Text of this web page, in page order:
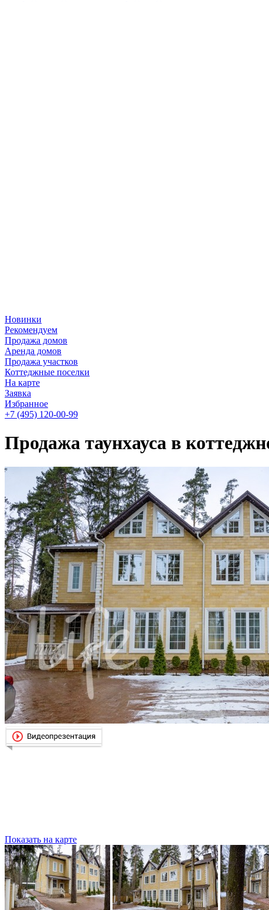
Новинки
Рекомендуем
Продажа домов
Аренда домов
Продажа участков
Коттеджные поселки
На карте
Заявка
Избранное
+7 (495) 120-00-99
Продажа таунхауса в
Показать на карте